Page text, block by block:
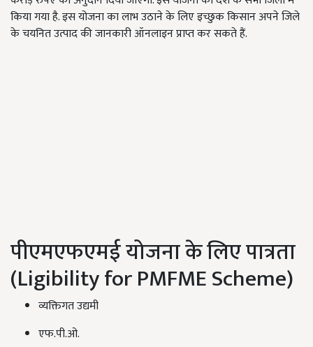
किया गया है. इस योजना का लाभ उठाने के लिए इच्छुक किसान अपने जिले
के चयनित उत्पाद की जानकारी ऑनलाइन प्राप्त कर सकते हैं.
पीएमएफएमई योजना के लिए पात्रता
(Ligibility for PMFME Scheme)
व्यक्तिगत उद्यमी
एफ.पी.ओ.